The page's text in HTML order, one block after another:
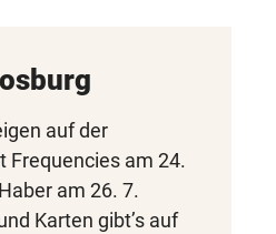
auf der
Frequencies am 24.
am 26. 7.
Karten gibt’s auf